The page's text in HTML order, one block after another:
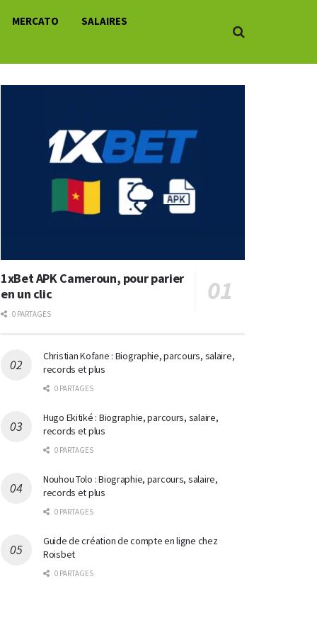
MERCATO SALAIRES
1xBet APK Cameroun, pour parier
en un clic
0 PARTAGES
Christian Kofane : Biographie, parcours, salaire,
records et plus
0 PARTAGES
Hugo Ekitiké : Biographie, parcours, salaire,
records et plus
0 PARTAGES
Nouhou Tolo : Biographie, parcours, salaire,
records et plus
0 PARTAGES
Guide de création de compte en ligne chez
Roisbet
0 PARTAGES